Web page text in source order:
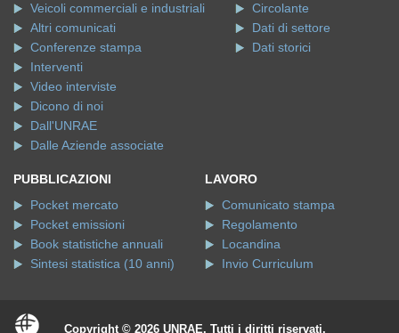
Veicoli commerciali e industriali
Altri comunicati
Conferenze stampa
Interventi
Video interviste
Dicono di noi
Dall'UNRAE
Dalle Aziende associate
Circolante
Dati di settore
Dati storici
PUBBLICAZIONI
Pocket mercato
Pocket emissioni
Book statistiche annuali
Sintesi statistica (10 anni)
LAVORO
Comunicato stampa
Regolamento
Locandina
Invio Curriculum
Copyright © 2026 UNRAE. Tutti i diritti riservati.